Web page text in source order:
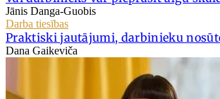
Jānis Danga-Guobis
Darba tiesības
Praktiski jautājumi, darbinieku
Dana Gaikeviča